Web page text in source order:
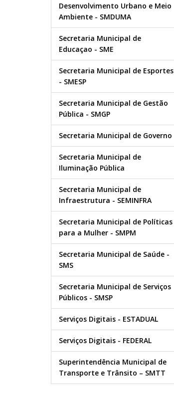
Desenvolvimento Urbano e Meio
Ambiente - SMDUMA
Secretaria Municipal de
Educaçao - SME
Secretaria Municipal de Esportes
- SMESP
Secretaria Municipal de Gestão
Pública - SMGP
Secretaria Municipal de Governo
Secretaria Municipal de
Iluminação Pública
Secretaria Municipal de
Infraestrutura - SEMINFRA
Secretaria Municipal de Políticas
para a Mulher - SMPM
Secretaria Municipal de Saúde -
SMS
Secretaria Municipal de Serviços
Públicos - SMSP
Serviços Digitais - ESTADUAL
Serviços Digitais - FEDERAL
Superintendência Municipal de
Transporte e Trânsito – SMTT